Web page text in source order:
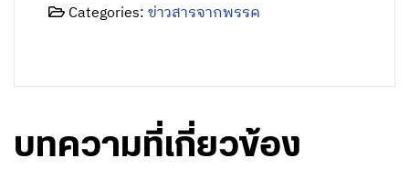
Categories:ข่าวสารจากพรรค
บทความที่เกี่ยวข้อง